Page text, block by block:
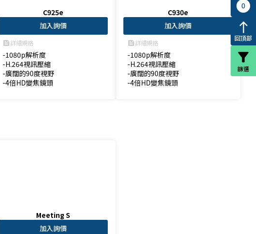
C925e
加入詢價
feed詳細規格
-1080p解析度
-H.264視訊壓縮
-廣闊的90度視野
-4倍HD變焦鏡頭
C930e
加入詢價
feed詳細規格
-1080p解析度
-H.264視訊壓縮
-廣闊的90度視野
-4倍HD變焦鏡頭
Meeting S
加入詢價
0
north
回頂部
filter_alt
篩選